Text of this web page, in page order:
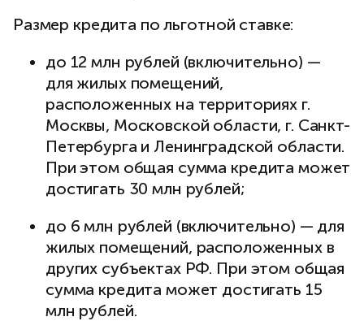
Размер кредита по льготной ставке:
до 12 млн рублей (включительно) —
для жилых помещений,
расположенных на территориях г.
Москвы, Московской области, г. Санкт-
Петербурга и Ленинградской области.
При этом общая сумма кредита может
достигать 30 млн рублей;
до 6 млн рублей (включительно) — для
жилых помещений, расположенных в
других субъектах РФ. При этом общая
сумма кредита может достигать 15
млн рублей.